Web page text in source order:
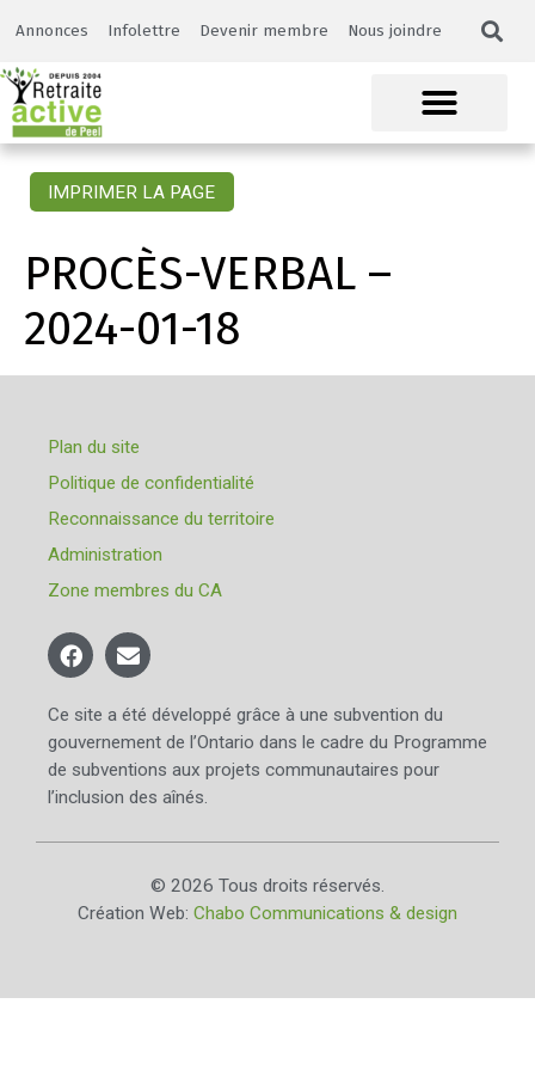
Annonces Infolettre Devenir membre Nous joindre
IMPRIMER LA PAGE
PROCÈS-VERBAL –
2024-01-18
Plan du site
Politique de confidentialité
Reconnaissance du territoire
Administration
Zone membres du CA
Ce site a été développé grâce à une subvention du
gouvernement de l’Ontario dans le cadre du Programme
de subventions aux projets communautaires pour
l’inclusion des aînés.
© 2026 Tous droits réservés.
Création Web: Chabo Communications & design